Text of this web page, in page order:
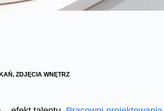
, ZDJĘCIA WNĘTRZ